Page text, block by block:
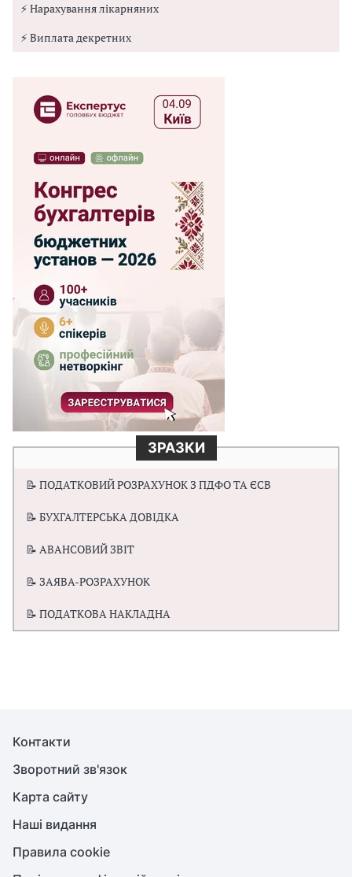
⚡ Нарахування лікарняних
⚡ Виплата декретних
ЗРАЗКИ
📝 ПОДАТКОВИЙ РОЗРАХУНОК З ПДФО ТА ЄСВ
📝 БУХГАЛТЕРСЬКА ДОВІДКА
📝 АВАНСОВИЙ ЗВІТ
📝 ЗАЯВА-РОЗРАХУНОК
📝 ПОДАТКОВА НАКЛАДНА
Контакти
Зворотний зв'язок
Карта сайту
Наші видання
Правила cookie